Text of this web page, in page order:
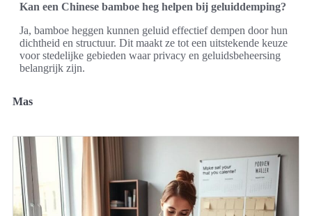
Kan een Chinese bamboe heg helpen bij geluiddemping?
Ja, bamboe heggen kunnen geluid effectief dempen door hun
dichtheid en structuur. Dit maakt ze tot een uitstekende keuze
voor stedelijke gebieden waar privacy en geluidsbeheersing
belangrijk zijn.
Mas